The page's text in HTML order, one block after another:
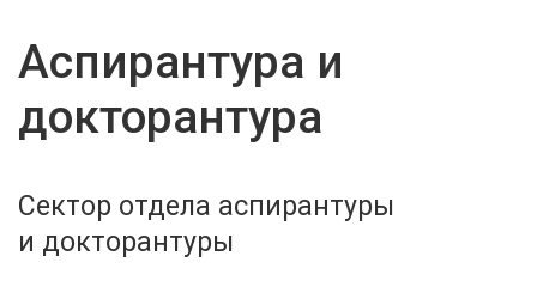
Аспирантура и
докторантура
Сектор отдела аспирантуры
и докторантуры